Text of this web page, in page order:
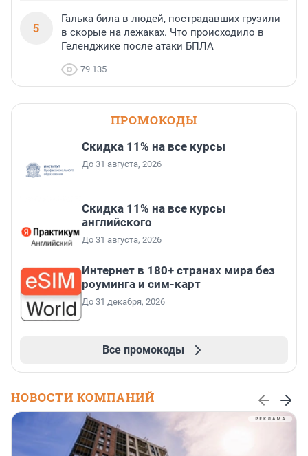
5
Галька била в людей, пострадавших грузили
в скорые на лежаках. Что происходило в
Геленджике после атаки БПЛА
79 135
ПРОМОКОДЫ
Скидка 11% на все курсы
До 31 августа, 2026
Скидка 11% на все курсы
английского
До 31 августа, 2026
Интернет в 180+ странах мира без
роуминга и сим-карт
До 31 декабря, 2026
Все промокоды
НОВОСТИ КОМПАНИЙ